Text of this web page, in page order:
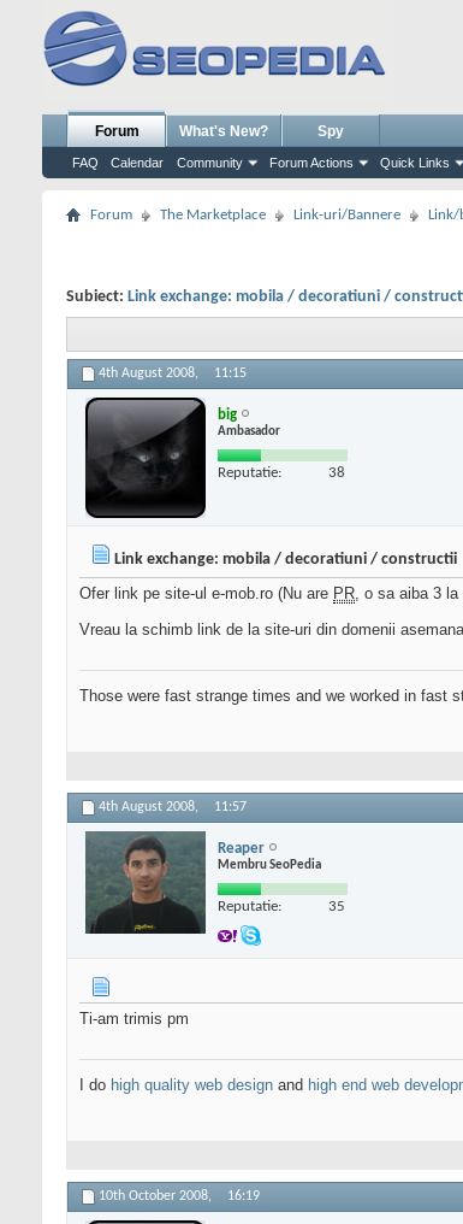
Forum
FAQ Calendar Community Forum Actions Quick Links
What's New? Spy
Forum The Marketplace Link-uri/Bannere Link/
Subiect: Link exchange: mobila / decoratiuni /
4th August 2008, 11:15
big
Ambasador
Reputatie: 38
Link exchange: mobila / decoratiuni / constructii
Ofer link pe site-ul e-mob.ro (Nu are PR, o sa aiba 3 la
Vreau la schimb link de la site-uri din domenii
Those were fast strange times and we worked in fast
4th August 2008, 11:57
Reaper
Membru SeoPedia
Reputatie: 35
Ti-am trimis pm
I do high quality web design and high end web
10th October 2008, 16:19